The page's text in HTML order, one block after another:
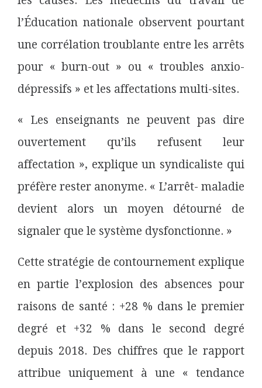
l’Éducation nationale observent pourtant
une corrélation troublante entre les arrêts
pour « burn-out » ou « troubles anxio-
dépressifs » et les affectations multi-sites.
« Les enseignants ne peuvent pas dire
ouvertement qu’ils refusent leur
affectation », explique un syndicaliste qui
préfère rester anonyme. « L’arrêt- maladie
devient alors un moyen détourné de
signaler que le système dysfonctionne. »
Cette stratégie de contournement explique
en partie l’explosion des absences pour
raisons de santé : +28 % dans le premier
degré et +32 % dans le second degré
depuis 2018. Des chiffres que le rapport
attribue uniquement à une « tendance